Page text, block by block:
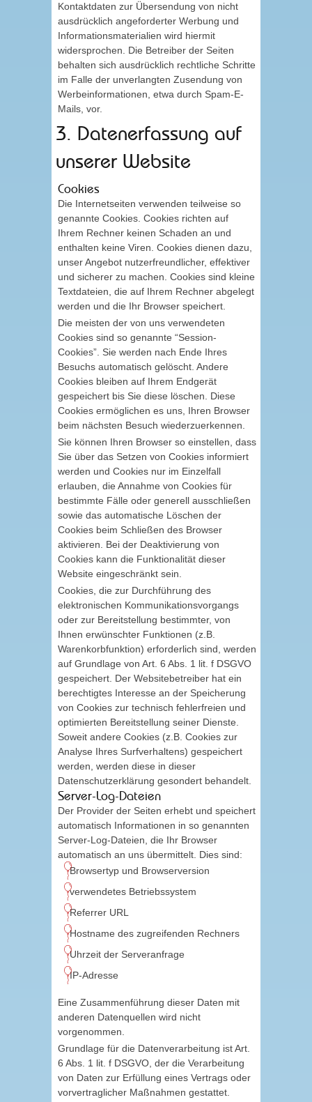
Kontaktdaten zur Übersendung von nicht
ausdrücklich angeforderter Werbung und
Informationsmaterialien wird hiermit
widersprochen. Die Betreiber der Seiten
behalten sich ausdrücklich rechtliche Schritte
im Falle der unverlangten Zusendung von
Werbeinformationen, etwa durch Spam-E-
Mails, vor.
3. Datenerfassung auf
unserer Website
Cookies
Die Internetseiten verwenden teilweise so
genannte Cookies. Cookies richten auf
Ihrem Rechner keinen Schaden an und
enthalten keine Viren. Cookies dienen dazu,
unser Angebot nutzerfreundlicher, effektiver
und sicherer zu machen. Cookies sind kleine
Textdateien, die auf Ihrem Rechner abgelegt
werden und die Ihr Browser speichert.
Die meisten der von uns verwendeten
Cookies sind so genannte “Session-
Cookies”. Sie werden nach Ende Ihres
Besuchs automatisch gelöscht. Andere
Cookies bleiben auf Ihrem Endgerät
gespeichert bis Sie diese löschen. Diese
Cookies ermöglichen es uns, Ihren Browser
beim nächsten Besuch wiederzuerkennen.
Sie können Ihren Browser so einstellen, dass
Sie über das Setzen von Cookies informiert
werden und Cookies nur im Einzelfall
erlauben, die Annahme von Cookies für
bestimmte Fälle oder generell ausschließen
sowie das automatische Löschen der
Cookies beim Schließen des Browser
aktivieren. Bei der Deaktivierung von
Cookies kann die Funktionalität dieser
Website eingeschränkt sein.
Cookies, die zur Durchführung des
elektronischen Kommunikationsvorgangs
oder zur Bereitstellung bestimmter, von
Ihnen erwünschter Funktionen (z.B.
Warenkorbfunktion) erforderlich sind, werden
auf Grundlage von Art. 6 Abs. 1 lit. f DSGVO
gespeichert. Der Websitebetreiber hat ein
berechtigtes Interesse an der Speicherung
von Cookies zur technisch fehlerfreien und
optimierten Bereitstellung seiner Dienste.
Soweit andere Cookies (z.B. Cookies zur
Analyse Ihres Surfverhaltens) gespeichert
werden, werden diese in dieser
Datenschutzerklärung gesondert behandelt.
Server-Log-Dateien
Der Provider der Seiten erhebt und speichert
automatisch Informationen in so genannten
Server-Log-Dateien, die Ihr Browser
automatisch an uns übermittelt. Dies sind:
Browsertyp und Browserversion
verwendetes Betriebssystem
Referrer URL
Hostname des zugreifenden Rechners
Uhrzeit der Serveranfrage
IP-Adresse
Eine Zusammenführung dieser Daten mit
anderen Datenquellen wird nicht
vorgenommen.
Grundlage für die Datenverarbeitung ist Art.
6 Abs. 1 lit. f DSGVO, der die Verarbeitung
von Daten zur Erfüllung eines Vertrags oder
vorvertraglicher Maßnahmen gestattet.